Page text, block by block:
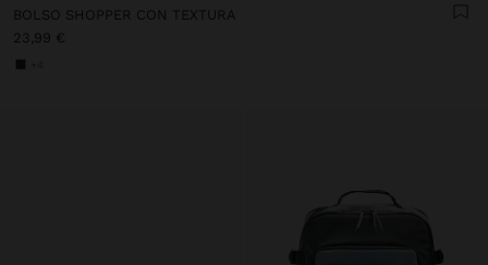
BOLSO SHOPPER CON TEXTURA
23,99 €